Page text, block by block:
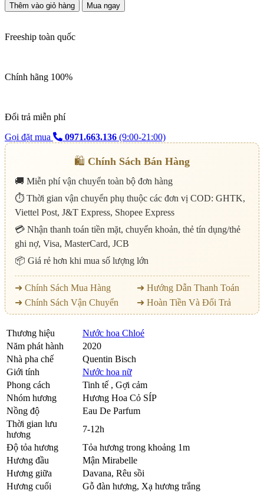
Thêm vào giỏ hàng Mua ngay
Freeship toàn quốc
Chính hãng 100%
Đổi trả miễn phí
Gọi đặt mua
0971.663.136 (9:00-21:00)
🛍️ Chính Sách Bán Hàng
🚚 Miễn phí vận chuyển toàn bộ đơn hàng
⏱️ Thời gian vận chuyển phụ thuộc các đơn vị COD: GHTK,
Viettel Post, J&T Express, Shopee Express
💳 Nhận thanh toán tiền mặt, chuyển khoản, thẻ tín dụng/thẻ
ghi nợ, Visa, MasterCard, JCB
📦 Giá rẻ hơn khi mua số lượng lớn
➜ Chính Sách Mua Hàng
➜ Hướng Dẫn Thanh Toán
➜ Chính Sách Vận Chuyển
➜ Hoàn Tiền Và Đổi Trả
Thương hiệu
Nước hoa Chloé
Năm phát hành
2020
Nhà pha chế
Quentin Bisch
Giới tính
Nước hoa nữ
Phong cách
Tinh tế , Gợi cảm
Nhóm hương
Hương Hoa Cỏ SÍP
Nồng độ
Eau De Parfum
Thời gian lưu
hương
7-12h
Độ tỏa hương
Tỏa hương trong khoảng 1m
Hương đầu
Mận Mirabelle
Hương giữa
Davana, Rêu sồi
Hương cuối
Gỗ đàn hương, Xạ hương trắng